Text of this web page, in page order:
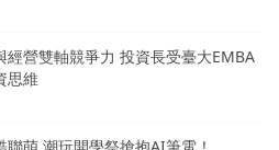
經營雙軸競爭力 投資長受臺大EMBA
思維